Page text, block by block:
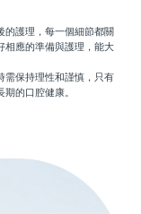
護理，每一個細節都關
相應的準備與護理，能大
保持理性和謹慎，只有
的口腔健康。